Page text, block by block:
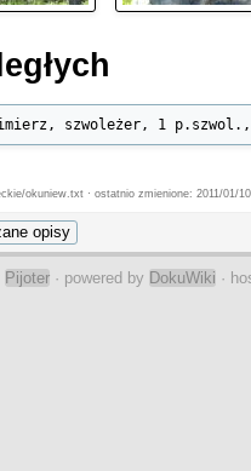
szwoleżer, 1
okuniew.txt · ostatnio zmienione: 2011/01/
Pijoter · powered by DokuWiki ·